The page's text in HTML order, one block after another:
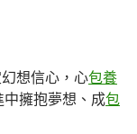
想信心，心包養
擁抱夢想、成包